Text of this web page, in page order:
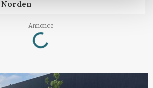
Annonce
Loading...